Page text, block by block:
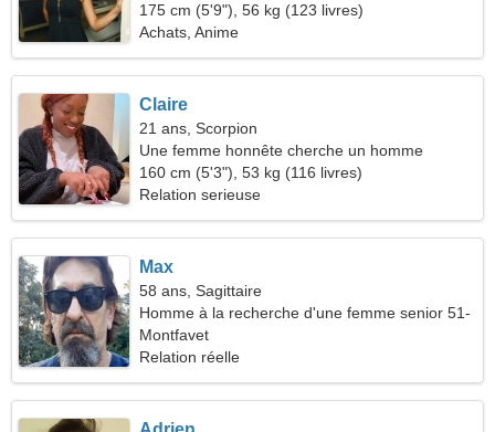
175 cm (5'9"), 56 kg (123 livres)
Achats, Anime
Claire
21 ans, Scorpion
Une femme honnête cherche un homme
160 cm (5'3"), 53 kg (116 livres)
Relation serieuse
Max
58 ans, Sagittaire
Homme à la recherche d'une femme senior 51-
54
Montfavet
Relation réelle